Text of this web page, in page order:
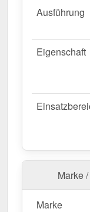
Sie jetzt und
Wegen
Ausführung
Eigenschaft
Marke
Marke